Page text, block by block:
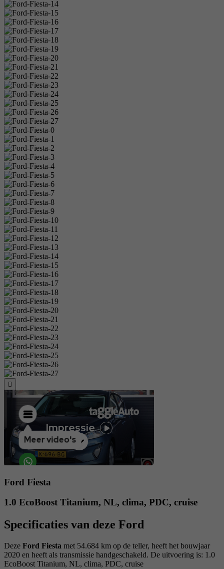
Ford Fiesta
1.0 EcoBoost Titanium, NL, clima, PDC, cruise
Specificaties van deze Ford
Deze Ford Fiesta met 54.684 km op de teller, heeft het bouwjaar
2020 en heeft als transmissie handgeschakeld. De uitvoering is: 1.0
EcoBoost Titanium, NL, clima, PDC, cruise